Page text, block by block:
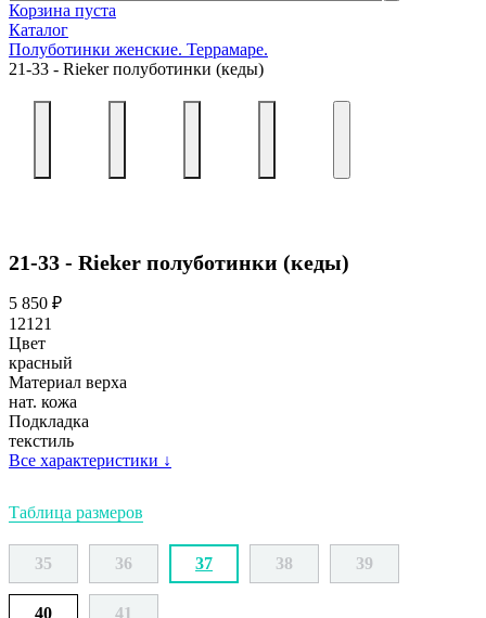
Корзина пуста
Каталог
Полуботинки женские. Террамаре.
21-33 - Rieker полуботинки (кеды)
21-33 - Rieker полуботинки (кеды)
5 850 ₽
12121
Цвет
красный
Материал верха
нат. кожа
Подкладка
текстиль
Все характеристики ↓
Таблица размеров
35 36 37 38 39
40 41